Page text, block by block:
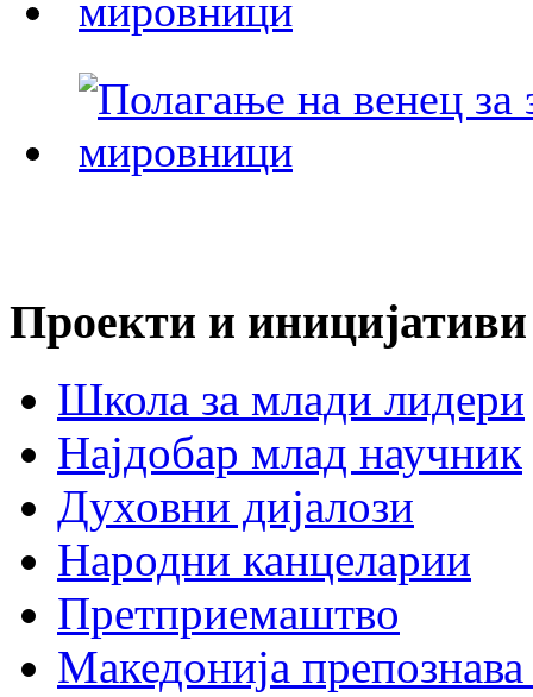
Проекти и иницијативи
Школа за млади лидери
Најдобар млад научник
Духовни дијалози
Народни канцеларии
Претприемаштво
Македонија